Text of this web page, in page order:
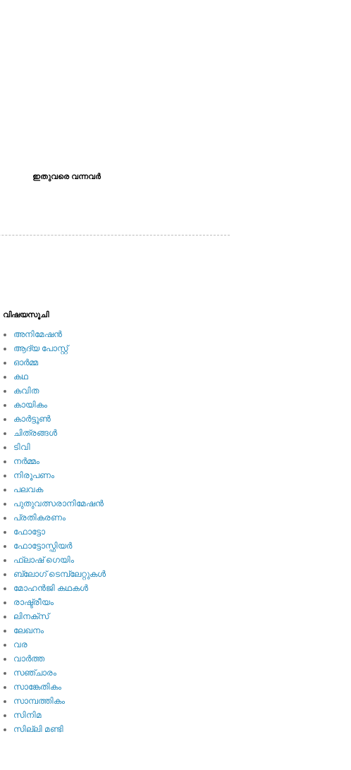
ഇതുവരെ വന്നവര്‍
വിഷയസൂചി
അനിമേഷന്‍
ആദ്യ പോസ്റ്റ്
ഓര്‍മ്മ
കഥ
കവിത
കായികം
കാര്‍ട്ടൂണ്‍
ചിത്രങ്ങള്‍
ടിവി
നര്‍മ്മം
നിരൂപണം
പലവക
പുതുവത്സരാനിമേഷന്‍
പ്രതികരണം
ഫോട്ടോ
ഫോട്ടോസ്ഫിയര്‍
ഫ്ലാഷ്‌ ഗെയിം
ബ്ലോഗ് ടെമ്പ്ലേറ്റുകള്‍
മോഹന്‍ജി കഥകള്‍
രാഷ്ട്രീയം
ലിനക്സ്
ലേഖനം
വര
വാര്‍ത്ത
സഞ്ചാരം
സാങ്കേതികം
സാമ്പത്തികം
സിനിമ
സില്ലി മണ്ടി